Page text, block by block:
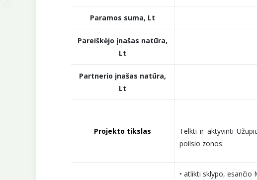
Paramos suma, Lt
Pareiškėjo įnašas natūra,
Lt
Partnerio įnašas natūra,
Lt
Projekto tikslas
Telkti ir aktyvinti
poilsio zonos.
• atlikti sklypo, esančio